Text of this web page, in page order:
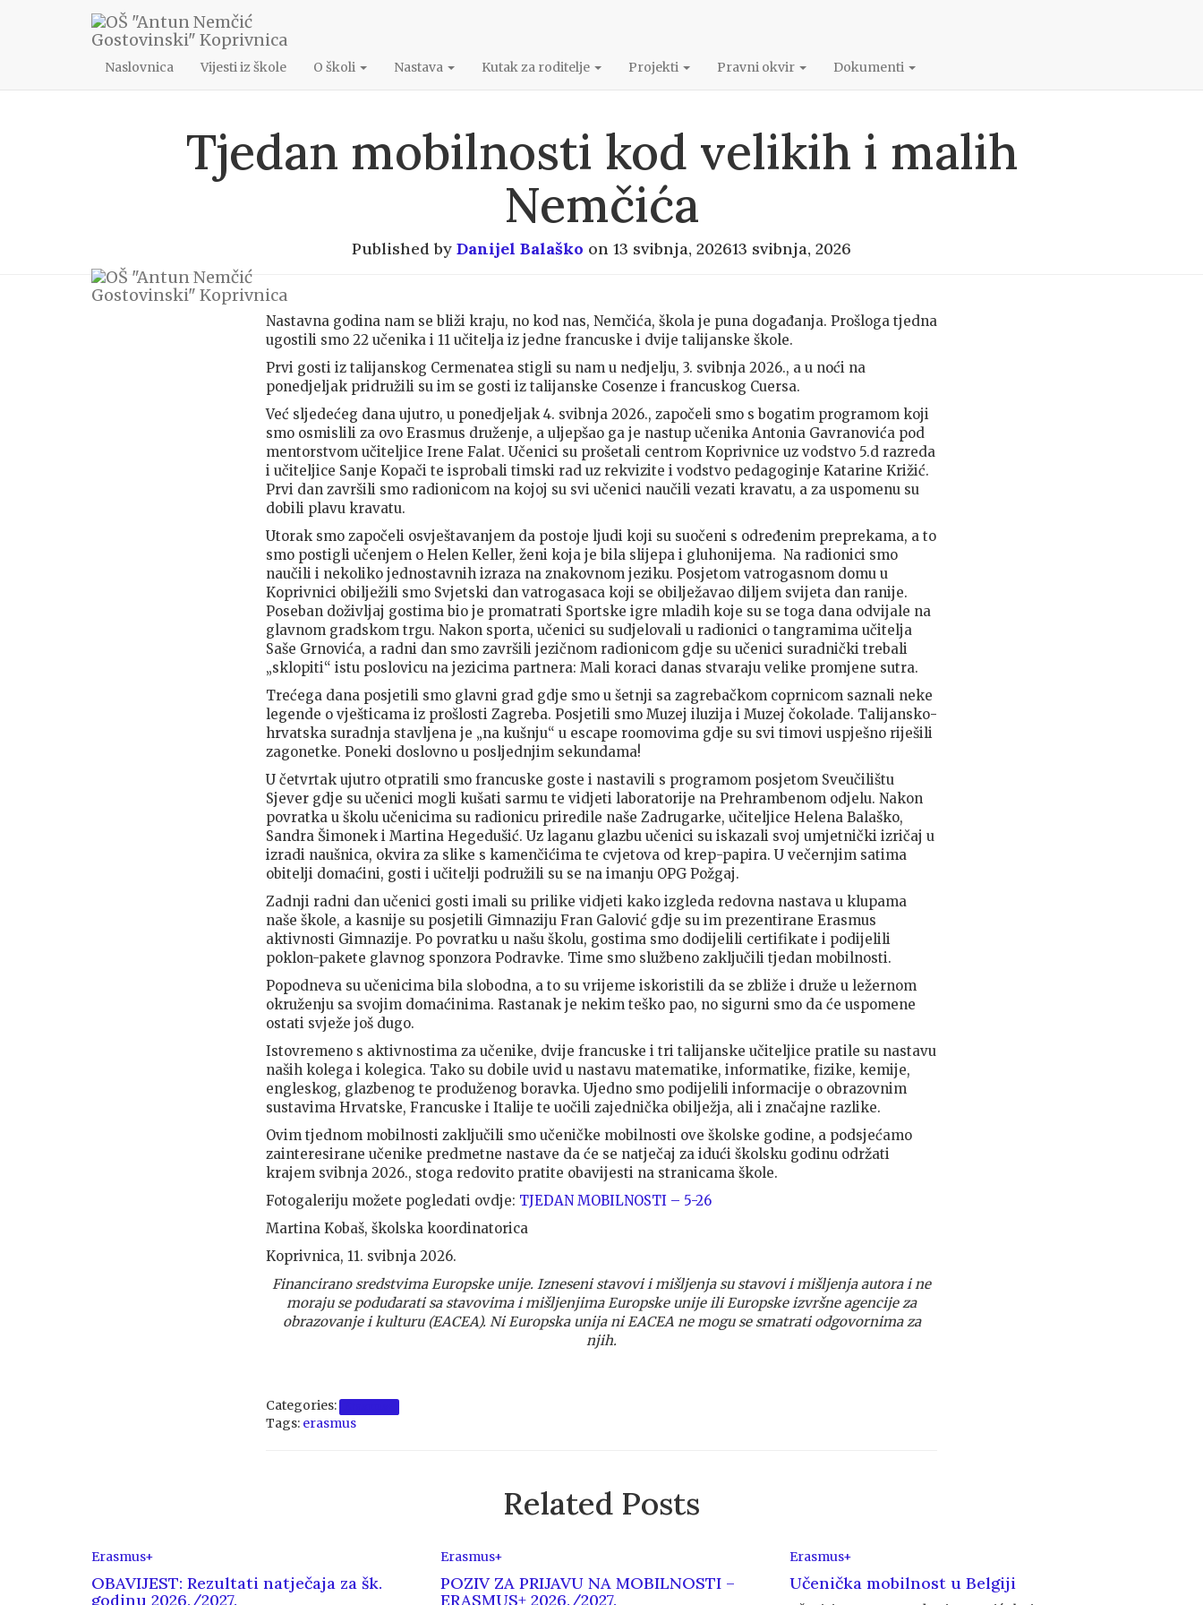
048/622-172
ang@os-angostovinski-kc.skole.hr
Naslovnica
Vijesti iz škole O školi Nastava Kutak za roditelje Projekti Pravni okvir Dokumenti
Tjedan mobilnosti kod velikih i malih
Nemčića
Published by Danijel Balaško on 13 svibnja, 202613 svibnja, 2026
Nastavna godina nam se bliži kraju, no kod nas, Nemčića, škola je puna događanja. Prošloga tjedna
ugostili smo 22 učenika i 11 učitelja iz jedne francuske i dvije talijanske škole.
Prvi gosti iz talijanskog Cermenatea stigli su nam u nedjelju, 3. svibnja 2026., a u noći na
ponedjeljak pridružili su im se gosti iz talijanske Cosenze i francuskog Cuersa.
Već sljedećeg dana ujutro, u ponedjeljak 4. svibnja 2026., započeli smo s bogatim programom koji
smo osmislili za ovo Erasmus druženje, a uljepšao ga je nastup učenika Antonia Gavranovića pod
mentorstvom učiteljice Irene Falat. Učenici su prošetali centrom Koprivnice uz vodstvo 5.d razreda
i učiteljice Sanje Kopači te isprobali timski rad uz rekvizite i vodstvo pedagoginje Katarine Križić.
Prvi dan završili smo radionicom na kojoj su svi učenici naučili vezati kravatu, a za uspomenu su
dobili plavu kravatu.
Utorak smo započeli osvještavanjem da postoje ljudi koji su suočeni s određenim preprekama, a to
smo postigli učenjem o Helen Keller, ženi koja je bila slijepa i gluhonijema. Na radionici smo
naučili i nekoliko jednostavnih izraza na znakovnom jeziku. Posjetom vatrogasnom domu u
Koprivnici obilježili smo Svjetski dan vatrogasaca koji se obilježavao diljem svijeta dan ranije.
Poseban doživljaj gostima bio je promatrati Sportske igre mladih koje su se toga dana odvijale na
glavnom gradskom trgu. Nakon sporta, učenici su sudjelovali u radionici o tangramima učitelja
Saše Grnovića, a radni dan smo završili jezičnom radionicom gdje su učenici suradnički trebali
„sklopiti“ istu poslovicu na jezicima partnera: Mali koraci danas stvaraju velike promjene sutra.
Trećega dana posjetili smo glavni grad gdje smo u šetnji sa zagrebačkom coprnicom saznali neke
legende o vješticama iz prošlosti Zagreba. Posjetili smo Muzej iluzija i Muzej čokolade. Talijansko-
hrvatska suradnja stavljena je „na kušnju“ u escape roomovima gdje su svi timovi uspješno riješili
zagonetke. Poneki doslovno u posljednjim sekundama!
U četvrtak ujutro otpratili smo francuske goste i nastavili s programom posjetom Sveučilištu
Sjever gdje su učenici mogli kušati sarmu te vidjeti laboratorije na Prehrambenom odjelu. Nakon
povratka u školu učenicima su radionicu priredile naše Zadrugarke, učiteljice Helena Balaško,
Sandra Šimonek i Martina Hegedušić. Uz laganu glazbu učenici su iskazali svoj umjetnički izričaj u
izradi naušnica, okvira za slike s kamenčićima te cvjetova od krep-papira. U večernjim satima
obitelji domaćini, gosti i učitelji podružili su se na imanju OPG Požgaj.
Zadnji radni dan učenici gosti imali su prilike vidjeti kako izgleda redovna nastava u klupama
naše škole, a kasnije su posjetili Gimnaziju Fran Galović gdje su im prezentirane Erasmus
aktivnosti Gimnazije. Po povratku u našu školu, gostima smo dodijelili certifikate i podijelili
poklon-pakete glavnog sponzora Podravke. Time smo službeno zaključili tjedan mobilnosti.
Popodneva su učenicima bila slobodna, a to su vrijeme iskoristili da se zbliže i druže u ležernom
okruženju sa svojim domaćinima. Rastanak je nekim teško pao, no sigurni smo da će uspomene
ostati svježe još dugo.
Istovremeno s aktivnostima za učenike, dvije francuske i tri talijanske učiteljice pratile su nastavu
naših kolega i kolegica. Tako su dobile uvid u nastavu matematike, informatike, fizike, kemije,
engleskog, glazbenog te produženog boravka. Ujedno smo podijelili informacije o obrazovnim
sustavima Hrvatske, Francuske i Italije te uočili zajednička obilježja, ali i značajne razlike.
Ovim tjednom mobilnosti zaključili smo učeničke mobilnosti ove školske godine, a podsjećamo
zainteresirane učenike predmetne nastave da će se natječaj za idući školsku godinu održati
krajem svibnja 2026., stoga redovito pratite obavijesti na stranicama škole.
Fotogaleriju možete pogledati ovdje: TJEDAN MOBILNOSTI – 5-26
Martina Kobaš, školska koordinatorica
Koprivnica, 11. svibnja 2026.
Financirano sredstvima Europske unije. Izneseni stavovi i mišljenja su stavovi i mišljenja autora i ne
moraju se podudarati sa stavovima i mišljenjima Europske unije ili Europske izvršne agencije za
obrazovanje i kulturu (EACEA). Ni Europska unija ni EACEA ne mogu se smatrati odgovornima za
njih.
Categories:
Tags: erasmus
Related Posts
Erasmus+
OBAVIJEST: Rezultati natječaja za šk.
godinu 2026./2027.
Erasmus+
POZIV ZA PRIJAVU NA MOBILNOSTI –
ERASMUS+ 2026./2027.
Erasmus+
Učenička mobilnost u Belgiji